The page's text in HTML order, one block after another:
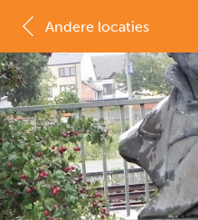
Andere locaties
MAP